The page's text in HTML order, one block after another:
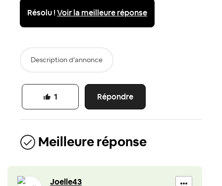
Résolu !Voir la meilleure réponse
Description d'annonce
Répondre
1
Meilleure réponse
Joelle43